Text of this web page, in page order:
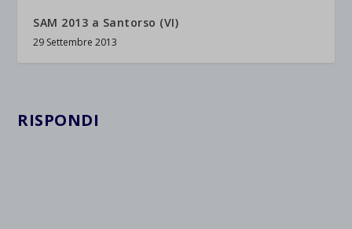
SAM 2013 a Santorso (VI)
29 Settembre 2013
RISPONDI